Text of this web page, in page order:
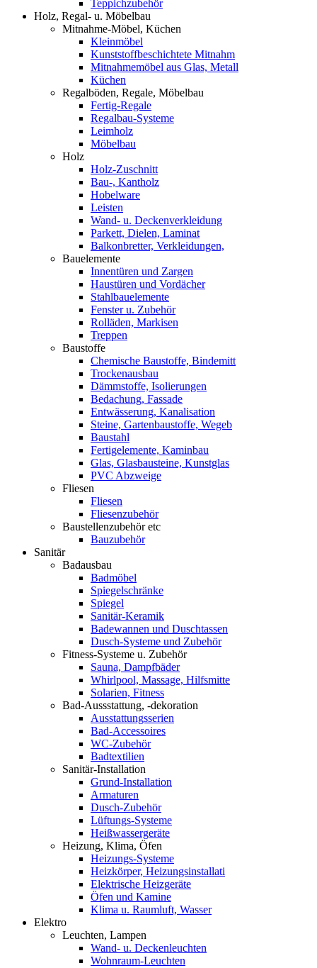
Teppichzubehör
Holz, Regal- u. Möbelbau
Mitnahme-Möbel, Küchen
Kleinmöbel
Kunststoffbeschichtete Mitnahm
Mitnahmemöbel aus Glas, Metall
Küchen
Regalböden, Regale, Möbelbau
Fertig-Regale
Regalbau-Systeme
Leimholz
Möbelbau
Holz
Holz-Zuschnitt
Bau-, Kantholz
Hobelware
Leisten
Wand- u. Deckenverkleidung
Parkett, Dielen, Laminat
Balkonbretter, Verkleidungen,
Bauelemente
Innentüren und Zargen
Haustüren und Vordächer
Stahlbauelemente
Fenster u. Zubehör
Rolläden, Markisen
Treppen
Baustoffe
Chemische Baustoffe, Bindemitt
Trockenausbau
Dämmstoffe, Isolierungen
Bedachung, Fassade
Entwässerung, Kanalisation
Steine, Gartenbaustoffe, Wegeb
Baustahl
Fertigelemente, Kaminbau
Glas, Glasbausteine, Kunstglas
PVC Abzweige
Fliesen
Fliesen
Fliesenzubehör
Baustellenzubehör etc
Bauzubehör
Sanitär
Badausbau
Badmöbel
Spiegelschränke
Spiegel
Sanitär-Keramik
Badewannen und Duschtassen
Dusch-Systeme und Zubehör
Fitness-Systeme u. Zubehör
Sauna, Dampfbäder
Whirlpool, Massage, Hilfsmitte
Solarien, Fitness
Bad-Aussstattung, -dekoration
Ausstattungsserien
Bad-Accessoires
WC-Zubehör
Badtextilien
Sanitär-Installation
Grund-Installation
Armaturen
Dusch-Zubehör
Lüftungs-Systeme
Heißwassergeräte
Heizung, Klima, Öfen
Heizungs-Systeme
Heizkörper, Heizungsinstallati
Elektrische Heizgeräte
Öfen und Kamine
Klima u. Raumluft, Wasser
Elektro
Leuchten, Lampen
Wand- u. Deckenleuchten
Wohnraum-Leuchten